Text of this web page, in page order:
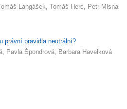
Langášek, Tomáš Herc, Petr Mlsna
právní pravidla neutrální?
Pavla Špondrová, Barbara Havelková